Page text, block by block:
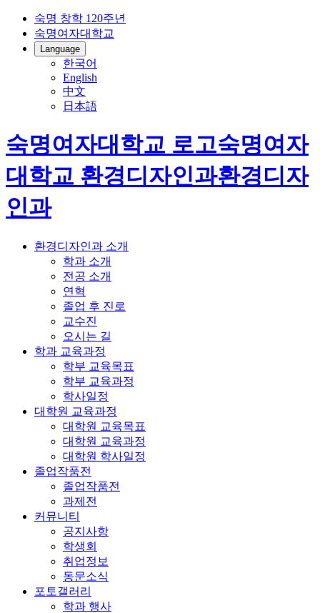
숙명 창학 120주년
숙명여자대학교
Language
한국어
English
中文
日本語
숙명여자대학교 로고숙명여자
대학교 환경디자인과환경디자
인과
환경디자인과 소개
학과 소개
전공 소개
연혁
졸업 후 진로
교수진
오시는 길
학과 교육과정
학부 교육목표
학부 교육과정
학사일정
대학원 교육과정
대학원 교육목표
대학원 교육과정
대학원 학사일정
졸업작품전
졸업작품전
과제전
커뮤니티
공지사항
학생회
취업정보
동문소식
포토갤러리
학과 행사